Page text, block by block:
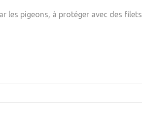
les pigeons, à protéger avec des filets